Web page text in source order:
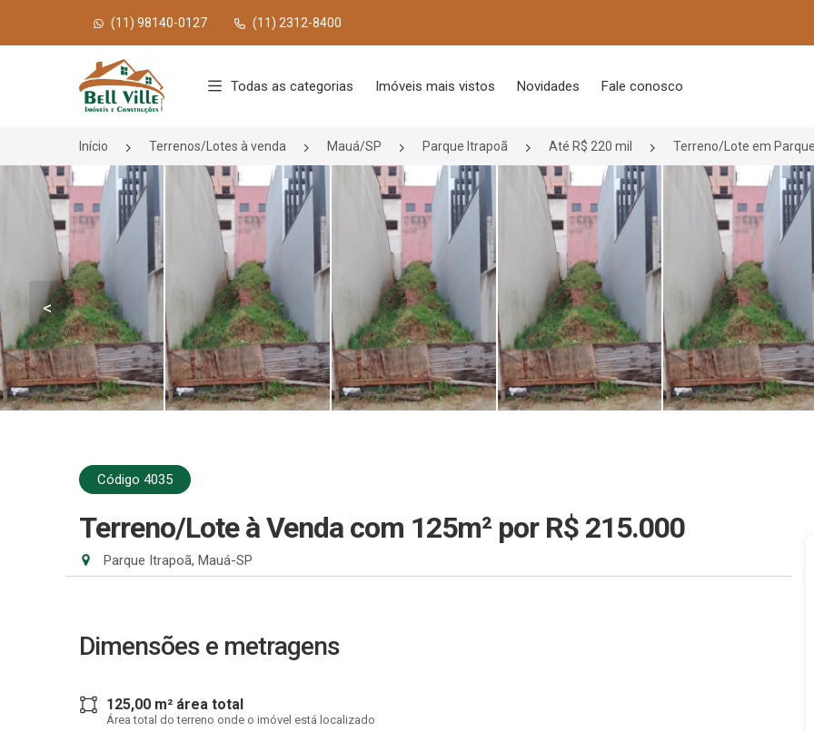
(11) 98140-0127 (11) 2312-8400
Página inicial
Todas as categorias Imóveis mais vistos Novidades Fale conosco
Início Terrenos/Lotes à venda Mauá/SP Parque Itrapoã Até R$ 220 mil Terreno/Lote em
<
Código 4035
Terreno/Lote à Venda com 125m² por R$ 215.000
Parque Itrapoã, Mauá-SP
Dimensões e metragens
125,00 m² área total
Área total do terreno onde o imóvel está localizado